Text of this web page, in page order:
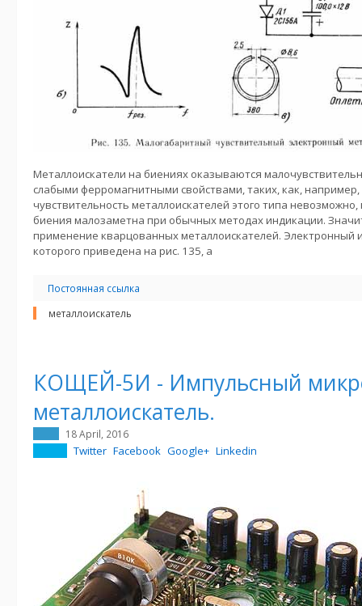
Металлоискатели на биениях оказываются
слабыми ферромагнитными свойствами, таких, как,
чувствительность металлоискателей этого типа невозможно,
биения малозаметна при обычных методах индикации.
применение кварцованных металлоискателей. Электронный
которого приведена на рис. 135, а
Постоянная ссылка
металлоискатель
КОЩЕЙ-5И - Импульсный
металлоискатель.
18 April, 2016
Twitter Facebook Google+ Linkedin